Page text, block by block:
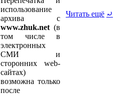
использование
архива с
www.zhuk.net (в
том числе в
электронных
СМИ и
сторонних web-
сайтах)
возможна только
после
Читать ещё ⤾